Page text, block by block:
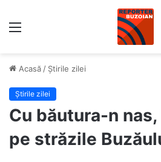
Acasă / Știrile zilei
Știrile zilei
Cu băutura-n
pe străzile